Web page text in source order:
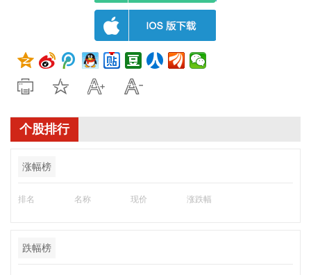
个股排行
涨幅榜
排名 名称 现价 涨跌幅
跌幅榜